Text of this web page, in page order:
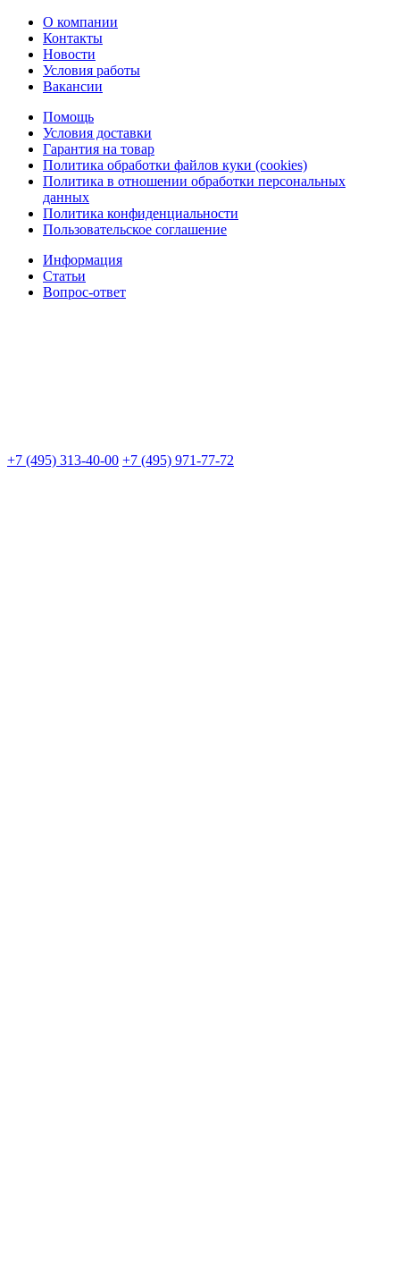
О компании
Контакты
Новости
Условия работы
Вакансии
Помощь
Условия доставки
Гарантия на товар
Политика обработки файлов куки (cookies)
Политика в отношении обработки персональных
данных
Политика конфиденциальности
Пользовательское соглашение
Информация
Статьи
Вопрос-ответ
+7 (495) 313-40-00 +7 (495) 971-77-72